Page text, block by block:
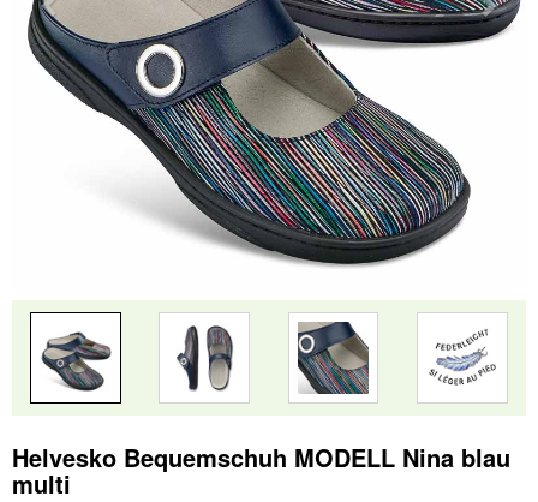
Helvesko Bequemschuh MODELL Nina blau
multi